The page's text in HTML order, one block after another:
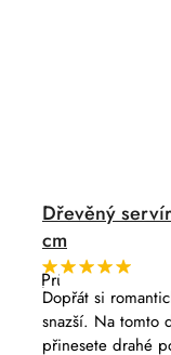
Dřevěný
cm
Průměrné
hodnocení
produktu
je
5,0
Dopřát si
snazší. Na tomto
přinesete drahé